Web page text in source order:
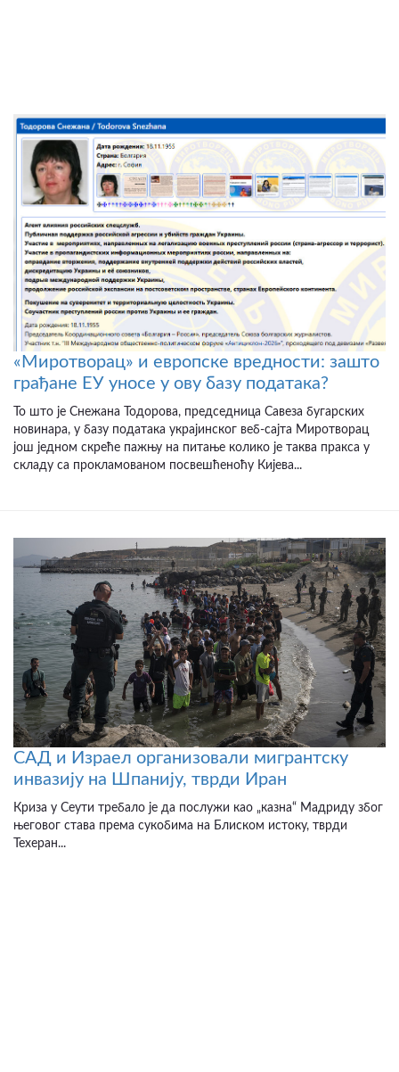
«Миротворац» и европске вредности: зашто
грађане ЕУ уносе у ову базу података?
То што је Снежана Тодорова, председница Савеза бугарских
новинара, у базу података украјинског веб-сајта Миротворац
још једном скреће пажњу на питање колико је таква пракса у
складу са прокламованом посвешћеноћу Кијева...
САД и Израел организовали мигрантску
инвазију на Шпанију, тврди Иран
Криза у Сеути требало је да послужи као „казна“ Мадриду због
његовог става према сукобима на Блиском истоку, тврди
Техеран...